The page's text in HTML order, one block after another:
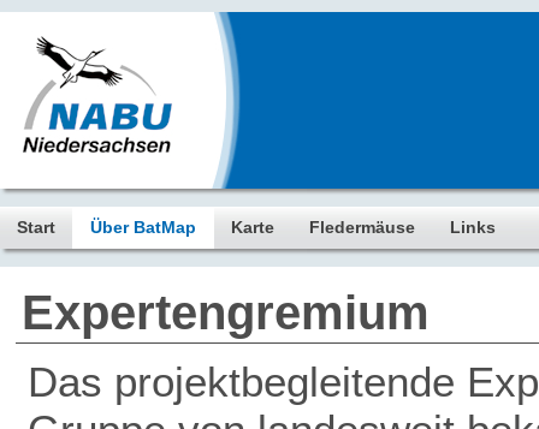
Start Über BatMap Karte Fledermäuse Links
Expertengremium
Das projektbegleitende